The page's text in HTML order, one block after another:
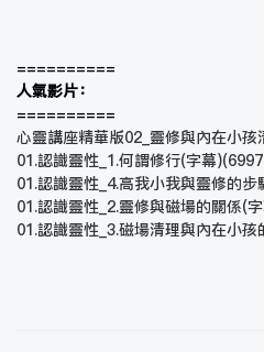
==========
人氣影片：
==========
心靈講座精華版02_靈修與內在小孩
01.認識靈性_1.何謂修行(字幕)
01.認識靈性_4.高我小我與靈修的
01.認識靈性_2.靈修與磁場的關係(
01.認識靈性_3.磁場清理與內在小